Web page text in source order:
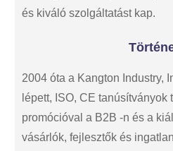
és kiváló szolgáltatást kap.
2004 óta a Kangton Industry,
lépett, ISO, CE tanúsítványok
promócióval a B2B -n és a
vásárlók, fejlesztők és